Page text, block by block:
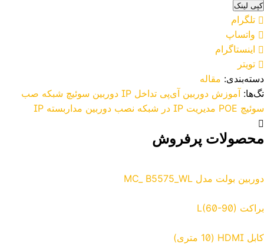
کپی لینک
تلگرام
واتساپ
اینستاگرام
تویتر
دسته‌بندی: مقاله
تگ‌ها: آموزش دوربین آی‌پی تداخل IP دوربین سوئیچ شبکه صب
سوئیچ POE
مدیریت IP در شبکه نصب دوربین مداربسته IP
محصولات پرفروش
دوربین بولت مدل MC_ B5575_WL
براکت L(60-90)
کابل HDMI (10 متری)